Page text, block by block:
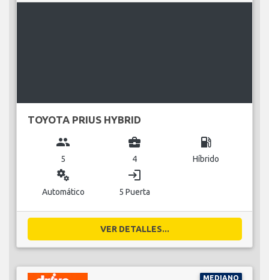
TOYOTA PRIUS HYBRID
group
5
business_center
4
local_gas_station
Híbrido
miscellaneous_services
Automático
login
5 Puerta
VER DETALLES...
MEDIANO